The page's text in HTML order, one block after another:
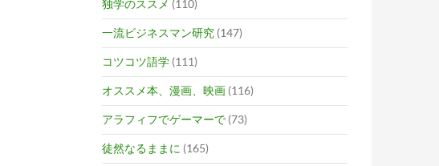
独学のススメ (110)
一流ビジネスマン研究 (147)
コツコツ語学 (111)
オススメ本、漫画、映画 (116)
アラフィフでゲーマーで (73)
徒然なるままに (165)